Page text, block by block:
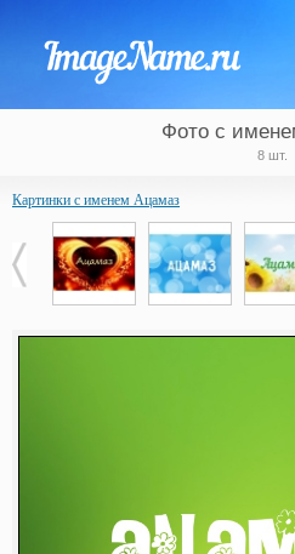
Фото с
8 шт.
Картинки с именем Ацамаз